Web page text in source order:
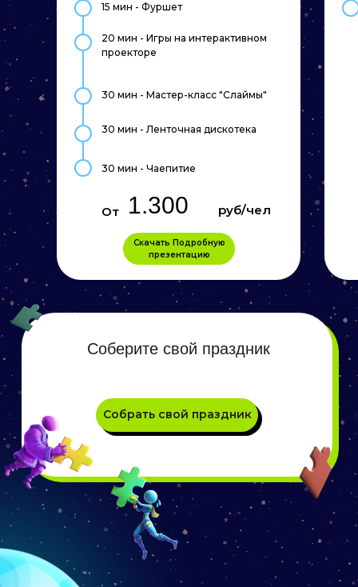
1.300
15 мин - Фуршет
От
20 мин - Игры на интерактивном
проекторе
руб/чел
30 мин - Мастер-класс "Слаймы"
Скачать Подробную
презентацию
30 мин - Ленточная дискотека
30 мин - Чаепитие
Рассчитать стоимость уникальной
Мы организовали уже более 500
Мы находимся в ТЦ Москва
ул. Крылова, 26
4 этаж
Работаем ежедневно
10:00 – 21:00